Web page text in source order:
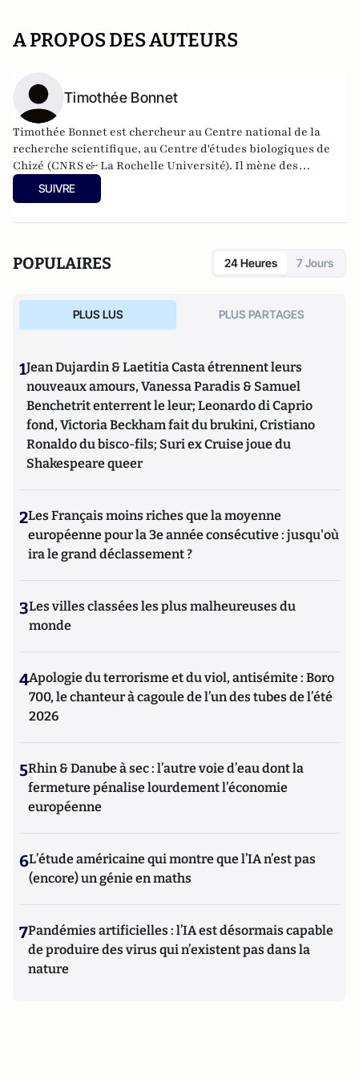
A PROPOS DES AUTEURS
Timothée Bonnet
Timothée Bonnet est chercheur au Centre national de la
recherche scientifique, au Centre d'études biologiques de
Chizé (CNRS & La Rochelle Université). Il mène des
recherches sur l'évolution génétique récente et la
démographie des populations d'animaux sauvages.
SUIVRE
POPULAIRES 24 Heures 7 Jours
PLUS LUS PLUS PARTAGES
1Jean Dujardin & Laetitia Casta étrennent leurs
nouveaux amours, Vanessa Paradis & Samuel
Benchetrit enterrent le leur; Leonardo di Caprio
fond, Victoria Beckham fait du brukini, Cristiano
Ronaldo du bisco-fils; Suri ex Cruise joue du
Shakespeare queer
2Les Français moins riches que la moyenne
européenne pour la 3e année consécutive : jusqu'où
ira le grand déclassement ?
3Les villes classées les plus malheureuses du
monde
4Apologie du terrorisme et du viol, antisémite : Boro
700, le chanteur à cagoule de l’un des tubes de l’été
2026
5Rhin & Danube à sec : l’autre voie d’eau dont la
fermeture pénalise lourdement l’économie
européenne
6L’étude américaine qui montre que l’IA n’est pas
(encore) un génie en maths
7Pandémies artificielles : l’IA est désormais capable
de produire des virus qui n’existent pas dans la
nature